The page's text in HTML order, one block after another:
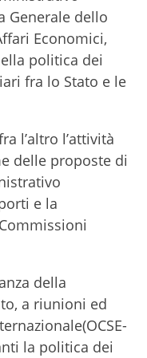
Generale dello
Economici,
politica dei
fra lo Stato e le
l’altro l’attività
delle proposte di
e la
della
a riunioni ed
la politica dei